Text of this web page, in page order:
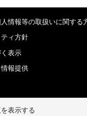
情報等の取扱いに関する
ィ方針
表示
報提供
表示する